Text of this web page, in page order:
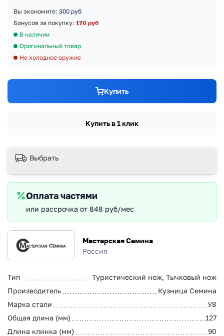
Мастерская Семина
Россия
Тип
Туристический нож, Тычковый нож
Производитель
Кузница Семина
Марка стали
У8
Общая длина (мм)
127
Длина клинка (мм)
90
Вы экономите: 300 руб
Бонусов за покупку: 170 руб
В наличии
Оригинальный товар
Не холодное оружие
Купить
Купить в 1 клик
Выбрать
Оплата частями
или рассрочка от 848 руб/мес